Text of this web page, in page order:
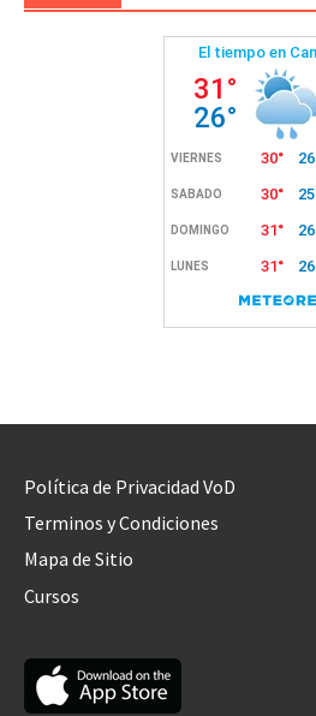
Política de Privacidad VoD
Terminos y Condiciones
Mapa de Sitio
Cursos